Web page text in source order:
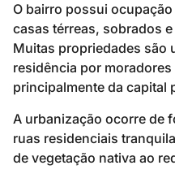
O bairro possui
casas térreas, sobrados
Muitas propriedades são
residência por
principalmente da capital
A urbanização ocorre de
ruas residenciais
de vegetação nativa ao